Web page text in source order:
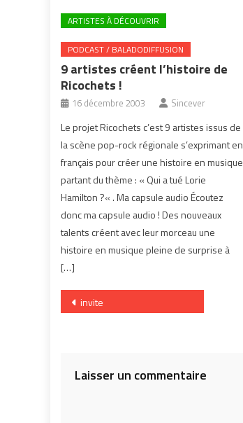
ARTISTES À DÉCOUVRIR
PODCAST / BALADODIFFUSION
9 artistes créent l’histoire de
Ricochets !
16 décembre 2003 Sincever
Le projet Ricochets c’est 9 artistes issus de
la scène pop-rock régionale s’exprimant en
français pour créer une histoire en musique
partant du thème : « Qui a tué Lorie
Hamilton ?« . Ma capsule audio Écoutez
donc ma capsule audio ! Des nouveaux
talents créent avec leur morceau une
histoire en musique pleine de surprise à
[…]
Navigation
invite
Laisser un commentaire